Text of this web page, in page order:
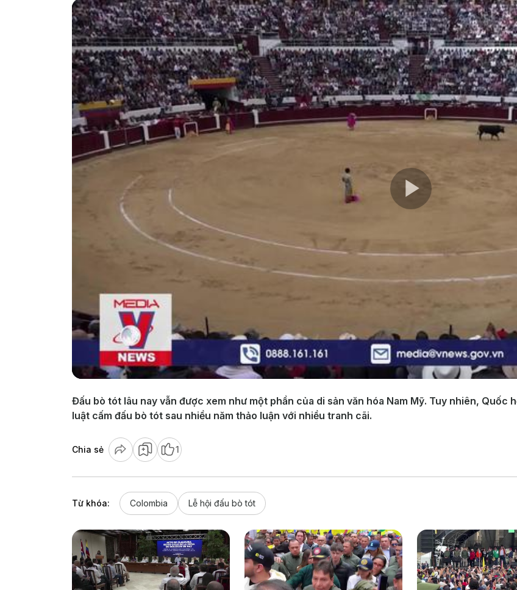
Play
Video
Đấu bò tót lâu nay vẫn được xem như một phần của di sản văn hóa Nam Mỹ. Tuy nhiên, Quốc
luật cấm đấu bò tót sau nhiều năm thảo luận với nhiều tranh cãi.
Chia sẻ 1
Từ khóa: Colombia Lễ hội đấu bò tót